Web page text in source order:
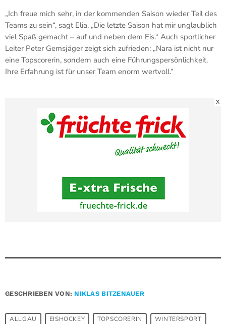
„Ich freue mich sehr, in der kommenden Saison wieder Teil des
Teams zu sein“, sagt Elia. „Die letzte Saison hat mir unglaublich
viel Spaß gemacht – auf und neben dem Eis.“ Auch sportlicher
Leiter Peter Gemsjäger zeigt sich zufrieden: „Nara ist nicht nur
eine Topscorerin, sondern auch eine Führungspersönlichkeit.
Ihre Erfahrung ist für unser Team enorm wertvoll.“
X
GESCHRIEBEN VON: NIKLAS BITZENAUER
ALLGÄU EISHOCKEY TOPSCORERIN WINTERSPORT